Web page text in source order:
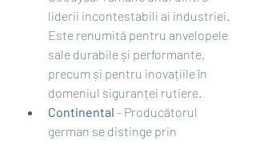
liderii incontestabili ai industriei.
Este renumită pentru anvelopele
sale durabile și performante,
precum și pentru inovațiile în
domeniul siguranței rutiere.
Continental - Producătorul
german se distinge prin